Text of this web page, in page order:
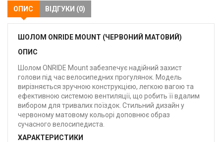
ОПИС ВІДГУКИ (0)
ШОЛОМ ONRIDE MOUNT (ЧЕРВОНИЙ МАТОВИЙ)
ОПИС
Шолом ONRIDE Mount забезпечує надійний захист
голови під час велосипедних прогулянок. Модель
вирізняється зручною конструкцією, легкою вагою та
ефективною системою вентиляції, що робить її вдалим
вибором для тривалих поїздок. Стильний дизайн у
червоному матовому кольорі доповнює образ
сучасного велосипедиста.
ХАРАКТЕРИСТИКИ